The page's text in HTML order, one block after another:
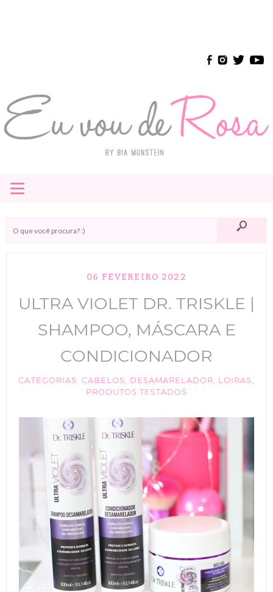
≡
E-BOOK
ANUNCIE
CABELOS
MAQUIAGEM
06 FEVEREIRO 2022
ULTRA VIOLET DR. TRISKLE |
SHAMPOO, MÁSCARA E
CONDICIONADOR
CATEGORIAS: CABELOS, DESAMARELADOR, LOIRAS ,
PRODUTOS TESTADOS